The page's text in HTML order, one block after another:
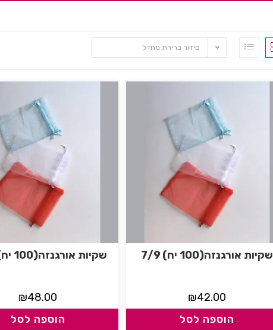
סידור ברירת מחדל
שקיות אורגנזה(100 יח) 7/9
₪42.00
הוספה לסל
שקיות אורגנזה(100 יח) 9/12
₪48.00
הוספה לסל